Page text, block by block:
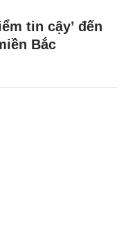
tin cậy’ đến
Bắc